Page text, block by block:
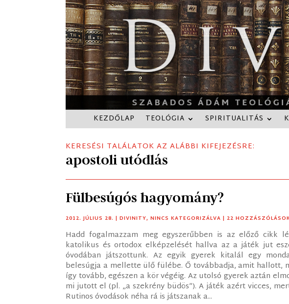
KEZDŐLAP TEOLÓGIA SPIRITUALITÁS
KERESÉSI TALÁLATOK AZ ALÁBBI KIFEJEZÉSRE:
apostoli utódlás
Fülbesúgós hagyomány?
2012. JÚLIUS 28. |DIVINITY,NINCS KATEGORIZÁLVA | 22
Hadd fogalmazzam meg egyszerűbben is az előző cikk
katolikus és ortodox elképzelését hallva az a játék jut
óvodában játszottunk. Az egyik gyerek kitalál egy
belesúgja a mellette ülő fülébe. Ő továbbadja, amit hallott,
így tovább, egészen a kör végéig. Az utolsó gyerek aztán
mi jutott el (pl. „a szekrény büdös”). A játék azért vicces,
Rutinos óvodások néha rá is játszanak a...